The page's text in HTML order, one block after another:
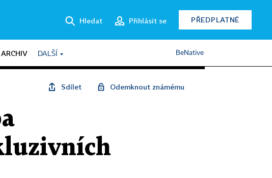
Hledat Přihlásit se PŘEDPLATNÉ
ARCHIV DALŠÍ BeNative
Sdílet Odemknout známému